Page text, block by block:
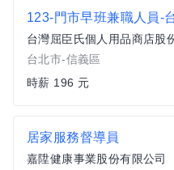
123-門市早班兼職人員-
台灣屈臣氏個人用品商店股
台北市-信義區
時薪 196 元
居家服務督導員
嘉陞健康事業股份有限公司